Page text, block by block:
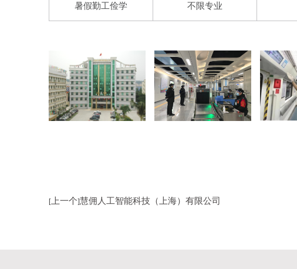
暑假勤工俭学 不限专业
[ 上一个]慧佣人工智能科技（上海）有限公司